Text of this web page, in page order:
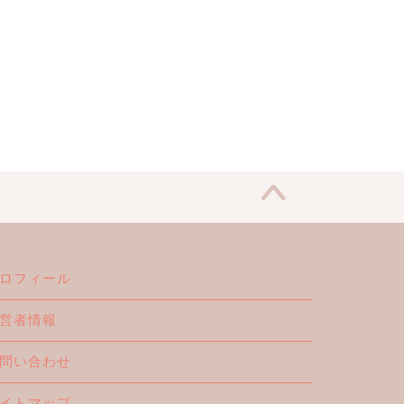
フィール
者情報
い合わせ